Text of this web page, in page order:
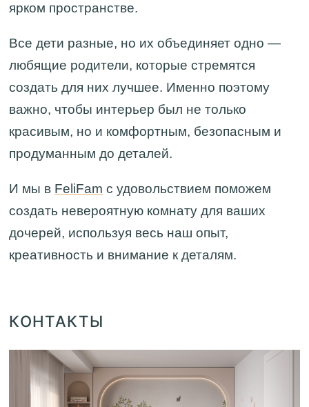
ярком пространстве.
Все дети разные, но их объединяет одно —
любящие родители, которые стремятся
создать для них лучшее. Именно поэтому
важно, чтобы интерьер был не только
красивым, но и комфортным, безопасным и
продуманным до деталей.
И мы в FeliFam с удовольствием поможем
создать невероятную комнату для ваших
дочерей, используя весь наш опыт,
креативность и внимание к деталям.
КОНТАКТЫ